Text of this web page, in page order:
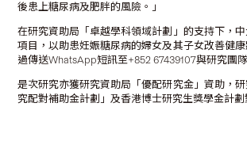
後患上糖尿病及肥胖的風險。」
在研究資助局「卓越學科領域計劃」的支持下，
項目，以助患妊娠糖尿病的婦女及其子女改善健
過傳送WhatsApp短訊至+852 67439107與研究團
是次研究亦獲研究資助局「優配研究金」資助，
究配對補助金計劃」及香港博士研究生獎學金計劃